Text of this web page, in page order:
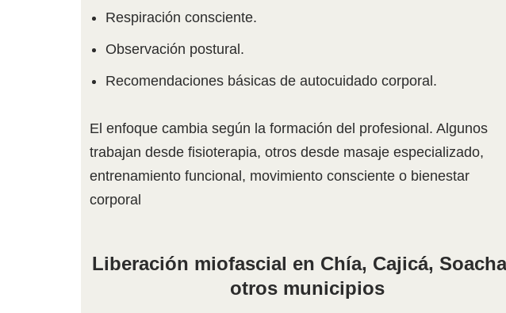
Respiración consciente.
Observación postural.
Recomendaciones básicas de autocuidado corporal.
El enfoque cambia según la formación del profesional. Algunos
trabajan desde fisioterapia, otros desde masaje especializado,
entrenamiento funcional, movimiento consciente o bienestar
corporal
Liberación miofascial en Chía, Cajicá,
otros municipios